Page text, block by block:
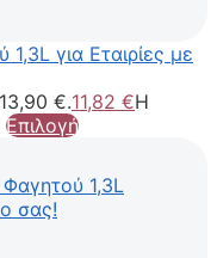
για Εταιρίες με
€.11,82 €Η
Επιλογή